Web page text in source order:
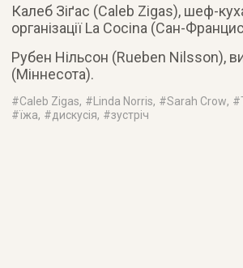
Калеб Зіґас (Caleb Zigas), шеф-
організації La Cocina (Сан-
Рубен Нільсон (Rueben Nilsson),
(Міннесота).
#Caleb Zigas, # Linda Norris, #Sarah Crow, #
#їжа, #дискусія, #зустріч